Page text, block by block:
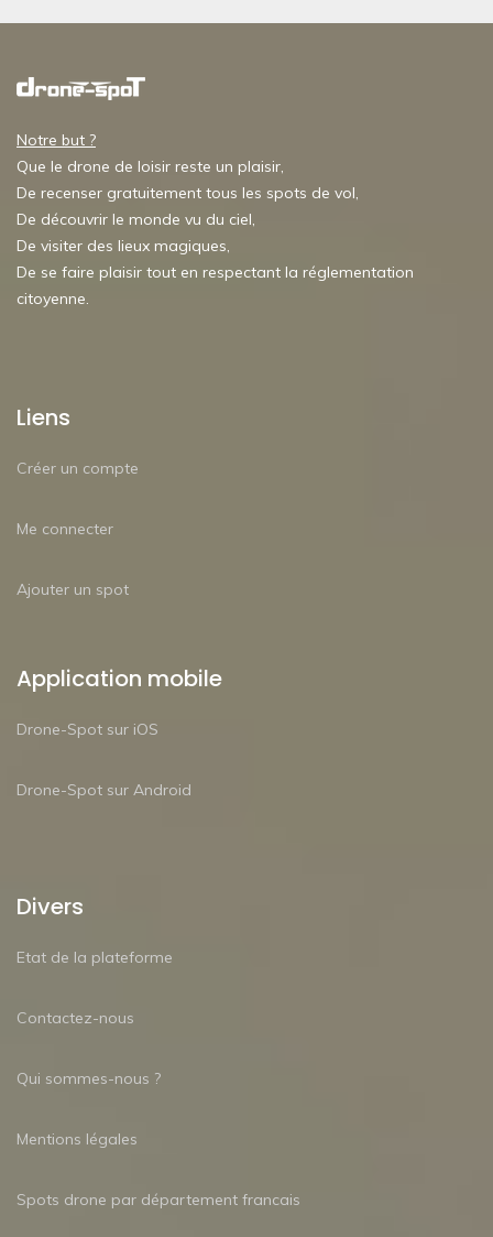
Notre but ?
Que le drone de loisir reste un plaisir,
De recenser gratuitement tous les spots de vol,
De découvrir le monde vu du ciel,
De visiter des lieux magiques,
De se faire plaisir tout en respectant la réglementation
citoyenne.
Liens
Créer un compte
Me connecter
Ajouter un spot
Application mobile
Drone-Spot sur iOS
Drone-Spot sur Android
Divers
Etat de la plateforme
Contactez-nous
Qui sommes-nous ?
Mentions légales
Spots drone par département francais